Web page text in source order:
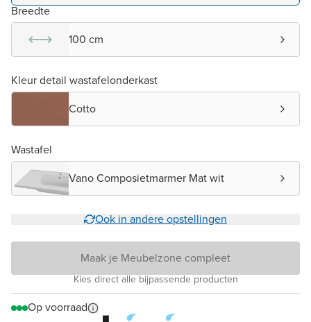
Breedte
100 cm
Kleur detail wastafelonderkast
Cotto
Wastafel
Vano Composietmarmer Mat wit
Ook in andere opstellingen
Maak je Meubelzone compleet
Kies direct alle bijpassende producten
Op voorraad